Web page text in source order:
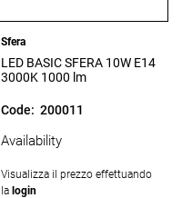
Sfera
LED BASIC SFERA 10W E14
3000K 1000 lm
Code: 200011
Availability
Visualizza il prezzo effettuando
la login